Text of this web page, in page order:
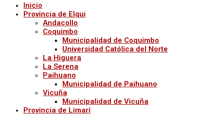
Inicio
Provincia de Elqui
Andacollo
Coquimbo
Municipalidad de Coquimbo
Universidad Católica del Norte
La Higuera
La Serena
Paihuano
Municipalidad de Paihuano
Vicuña
Municipalidad de Vicuña
Provincia de Limarí